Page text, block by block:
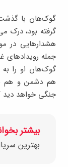
گوک‌هان با گذشت
گرفته بود، درک
هشدارهایی در
جمله رویدادهای
گوک‌هان او را
هم دشمن و هم
جنگی خواهد دید
بیشتر
بهترین